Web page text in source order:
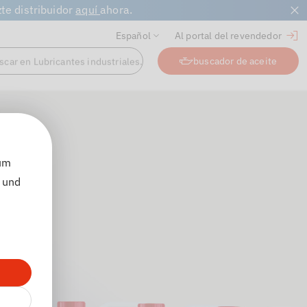
distribuidor aquí ahora.
Español Al portal del revendedor
en Lubricantes industriales... buscador de aceite